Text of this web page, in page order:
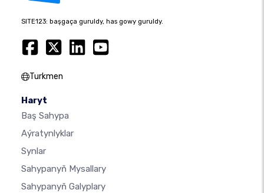
SITE123: başgaça guruldy, has gowy guruldy.
Turkmen
Haryt
Baş Sahypa
Aýratynlyklar
Synlar
Sahypanyň Mysallary
Sahypanyň Galyplary